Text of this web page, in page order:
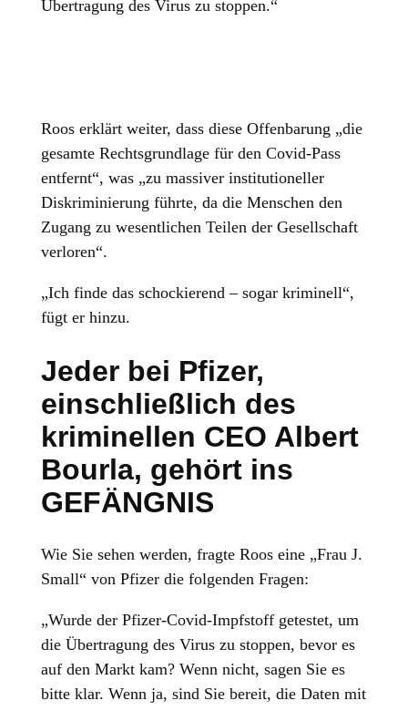
Übertragung des Virus zu stoppen.“
Roos erklärt weiter, dass diese Offenbarung „die
gesamte Rechtsgrundlage für den Covid-Pass
entfernt“, was „zu massiver institutioneller
Diskriminierung führte, da die Menschen den
Zugang zu wesentlichen Teilen der Gesellschaft
verloren“.
„Ich finde das schockierend – sogar kriminell“,
fügt er hinzu.
Jeder bei Pfizer,
einschließlich des
kriminellen CEO Albert
Bourla, gehört ins
GEFÄNGNIS
Wie Sie sehen werden, fragte Roos eine „Frau J.
Small“ von Pfizer die folgenden Fragen:
„Wurde der Pfizer-Covid-Impfstoff getestet, um
die Übertragung des Virus zu stoppen, bevor es
auf den Markt kam? Wenn nicht, sagen Sie es
bitte klar. Wenn ja, sind Sie bereit, die Daten mit